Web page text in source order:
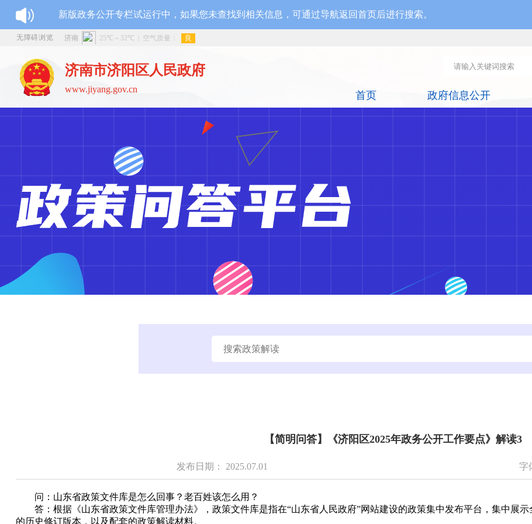
新版政务公开专栏试运行中，如果您未查找到相关信息，可通过导航返回首页后进行搜索。
无障碍浏览
济南市济阳区人民政府
www.jiyang.gov.cn
首页 政府信息公开
【简明问答】《济阳区2025年政务公开工作要点》解读3
发布日期： 2025.07.01 字
问：山东省政策文件库是怎么回事？老百姓该怎么用？
答：根据《山东省政策文件库管理办法》，政策文件库是指在“山东省人民政府”网站建设的政策集中发布平台，集中展
的历史修订版本，以及配套的政策解读材料。